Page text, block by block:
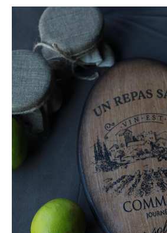
Предметы интерьера на ЗАКАЗ
правила
аренда
Ваш праздник